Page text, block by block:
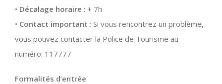
• Décalage horaire : + 7h
• Contact important : Si vous rencontrez un problème,
vous pouvez contacter la Police de Tourisme au
numéro: 117777
Formalités d’entrée